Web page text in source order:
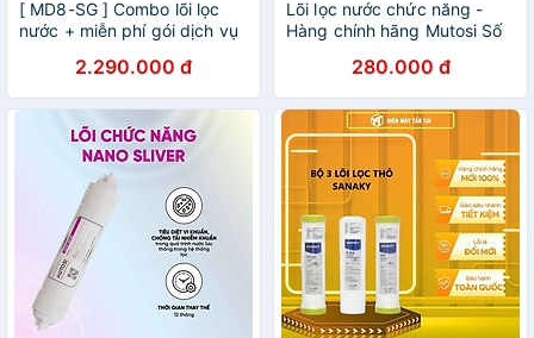
[ MD8-SG ] Combo lõi lọc
nước + miễn phí gói dịch vụ
nhà định kỳ 2 lần/năm -
Hàng chính hãng Mutosi
2.290.000 đ
Lõi lọc nước chức năng -
Hàng chính hãng Mutosi Số
CERAMIC - Lõi bù khoáng,
điện giải
280.000 đ